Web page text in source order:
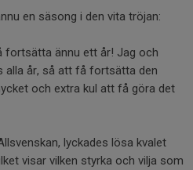
en säsong i den vita tröjan:
fortsätta ännu ett år! Jag och
alla år, så att få fortsätta den
och extra kul att få göra det
lyckades lösa kvalet
visar vilken styrka och vilja som